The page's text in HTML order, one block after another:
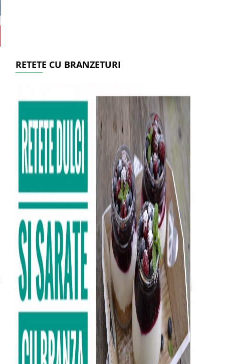
RETETE CU BRANZETURI